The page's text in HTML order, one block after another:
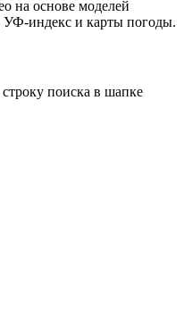
на основе моделей
УФ-индекс и карты погоды.
поиска в шапке